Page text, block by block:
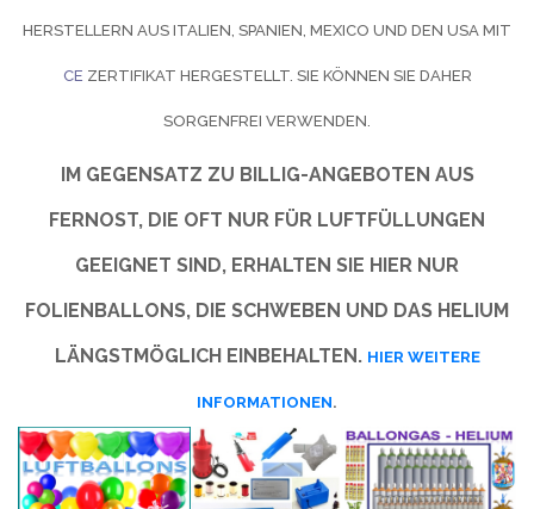
HERSTELLERN AUS ITALIEN, SPANIEN, MEXICO UND DEN USA MIT
CE ZERTIFIKAT HERGESTELLT. SIE KÖNNEN SIE DAHER
SORGENFREI VERWENDEN.
IM GEGENSATZ ZU BILLIG-ANGEBOTEN AUS
FERNOST, DIE OFT NUR FÜR LUFTFÜLLUNGEN
GEEIGNET SIND, ERHALTEN SIE HIER NUR
FOLIENBALLONS, DIE SCHWEBEN UND DAS HELIUM
LÄNGSTMÖGLICH EINBEHALTEN. HIER WEITERE
INFORMATIONEN.